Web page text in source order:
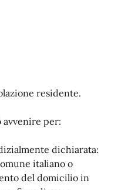
residente.
avvenire per:
dichiarata:
italiano o
del domicilio in